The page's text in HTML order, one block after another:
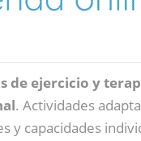
de ejercicio y
. Actividades
y capacidades